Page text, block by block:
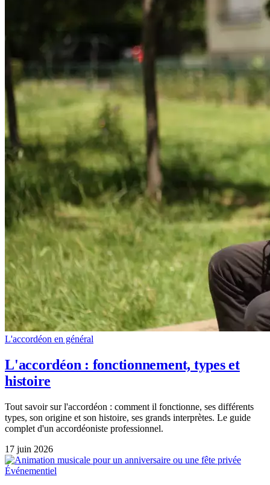
L'accordéon en général
L'accordéon : fonctionnement, types et
histoire
Tout savoir sur l'accordéon : comment il fonctionne, ses différents
types, son origine et son histoire, ses grands interprètes. Le guide
complet d'un accordéoniste professionnel.
17 juin 2026
Événementiel